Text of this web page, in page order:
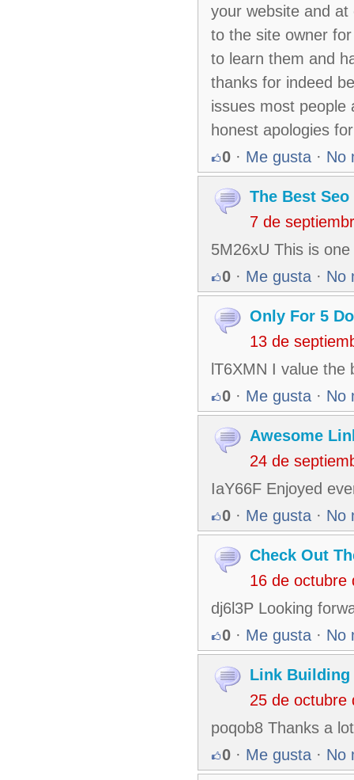
your website and
to the site owner
to learn them and
thanks for indeed
issues most people
honest apologies
0 · Me gusta · No
The Best
7 de
5M26xU This is
0 · Me gusta · No
Only For 5
13 de
lT6XMN I value the
0 · Me gusta · No
Awesome
24 de
IaY66F Enjoyed
0 · Me gusta · No
Check Out
16 de octubre
dj6l3P Looking
0 · Me gusta · No
Link Building
25 de octubre
poqob8 Thanks a
0 · Me gusta · No